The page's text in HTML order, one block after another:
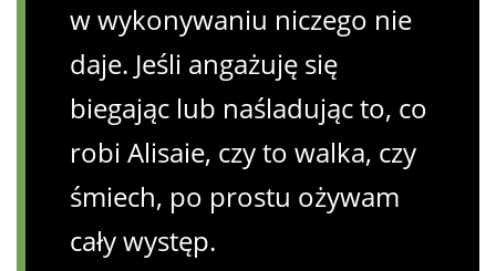
w wykonywaniu niczego nie
daje. Jeśli angażuję się
biegając lub naśladując to, co
robi Alisaie, czy to walka, czy
śmiech, po prostu ożywam
cały występ.